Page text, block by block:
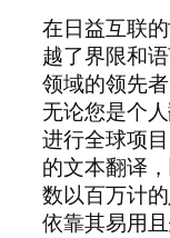
在日益互联
越了界限和
领域的领先
无论您是个
进行全球项
的文本翻译
数以百万计
依靠其易用